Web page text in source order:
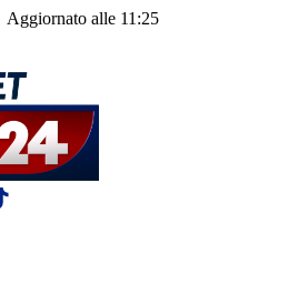
Aggiornato alle 11:25